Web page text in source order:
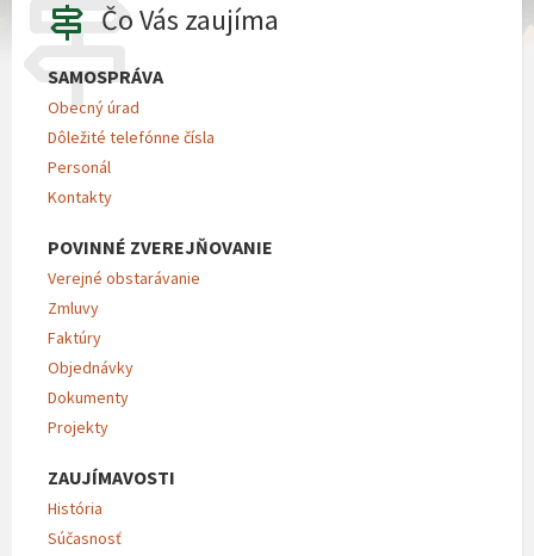
Čo Vás zaujíma
SAMOSPRÁVA
Obecný úrad
Dôležité telefónne čísla
Personál
Kontakty
POVINNÉ ZVEREJŇOVANIE
Verejné obstarávanie
Zmluvy
Faktúry
Objednávky
Dokumenty
Projekty
ZAUJÍMAVOSTI
História
Súčasnosť